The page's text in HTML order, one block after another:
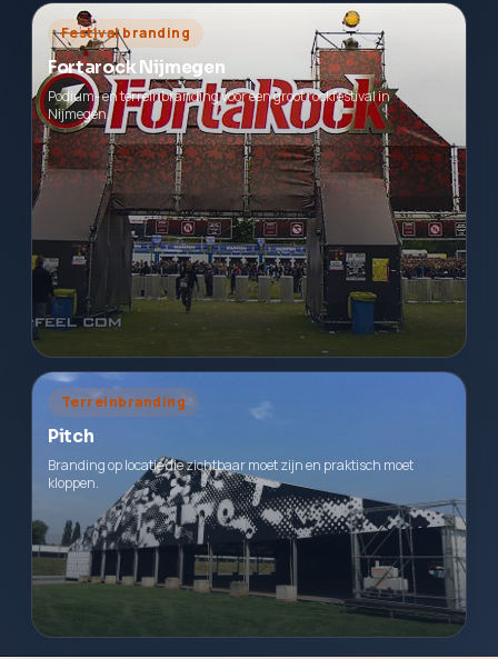
Festival branding
Fortarock Nijmegen
Podium- en terreinbranding voor een groot rockfestival in
Nijmegen.
Terreinbranding
Pitch
Branding op locatie die zichtbaar moet zijn en praktisch moet
kloppen.